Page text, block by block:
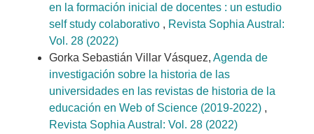
en la formación inicial de docentes : un estudio
self study colaborativo , Revista Sophia Austral:
Vol. 28 (2022)
Gorka Sebastián Villar Vásquez, Agenda de
investigación sobre la historia de las
universidades en las revistas de historia de la
educación en Web of Science (2019-2022) ,
Revista Sophia Austral: Vol. 28 (2022)